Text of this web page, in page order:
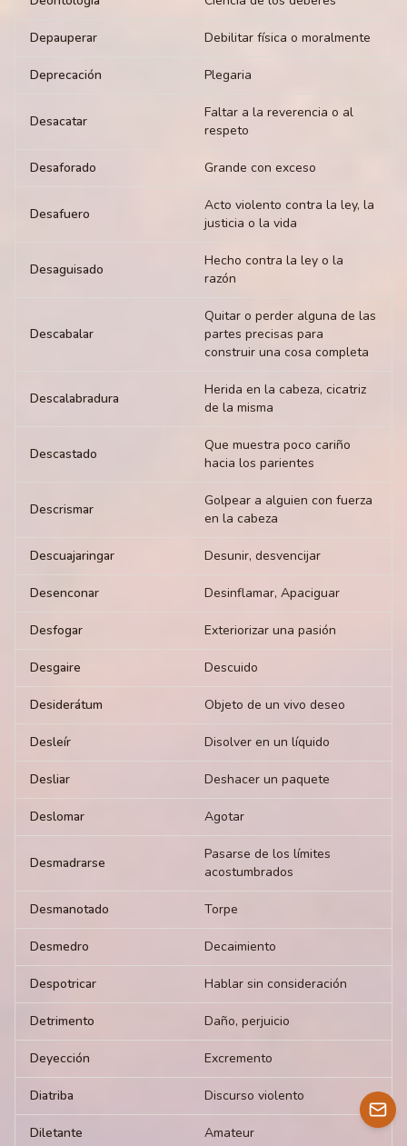
Depauperar Debilitar física o moralmente
Deprecación Plegaria
Desacatar
Faltar a la reverencia o al
respeto
Desaforado Grande con exceso
Desafuero
Acto violento contra la ley, la
justicia o la vida
Desaguisado
Hecho contra la ley o la
razón
Descabalar
Quitar o perder alguna de las
partes precisas para
construir una cosa completa
Descalabradura
Herida en la cabeza, cicatriz
de la misma
Descastado
Que muestra poco cariño
hacia los parientes
Descrismar
Golpear a alguien con fuerza
en la cabeza
Descuajaringar Desunir, desvencijar
Desenconar Desinflamar, Apaciguar
Desfogar Exteriorizar una pasión
Desgaire Descuido
Desiderátum Objeto de un vivo deseo
Desleír Disolver en un líquido
Desliar Deshacer un paquete
Deslomar Agotar
Desmadrarse
Pasarse de los límites
acostumbrados
Desmanotado Torpe
Desmedro Decaimiento
Despotricar Hablar sin consideración
Detrimento Daño, perjuicio
Deyección Excremento
Diatriba Discurso violento
Diletante Amateur